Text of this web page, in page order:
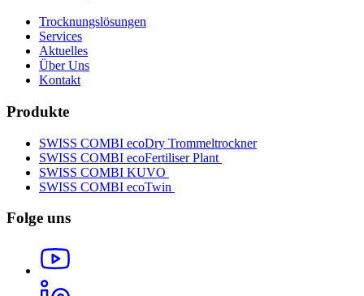
Trocknungslösungen
Services
Aktuelles
Über Uns
Kontakt
Produkte
SWISS COMBI ecoDry Trommeltrockner
SWISS COMBI ecoFertiliser Plant
SWISS COMBI KUVO
SWISS COMBI ecoTwin
Folge uns